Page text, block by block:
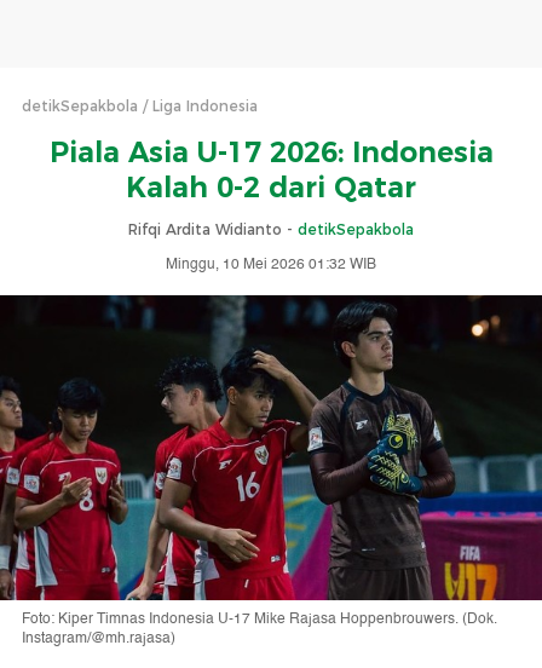
detikSepakbola Liga Indonesia
Piala Asia U-17 2026: Indonesia
Kalah 0-2 dari Qatar
Rifqi Ardita Widianto - detikSepakbola
Minggu, 10 Mei 2026 01:32 WIB
Foto: Kiper Timnas Indonesia U-17 Mike Rajasa Hoppenbrouwers. (Dok.
Instagram/@mh.rajasa)